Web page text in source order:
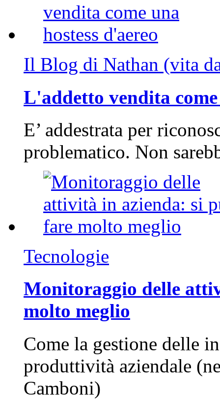
Il Blog di Nathan (vita
L'addetto vendita
E’ addestrata per
problematico. Non
Tecnologie
Monitoraggio delle
molto meglio
Come la gestione delle
produttività aziendale
Camboni)